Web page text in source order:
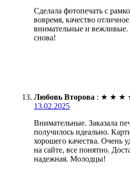
Сделала фотопечать с
вовремя, качество
внимательные и вежливые.
снова!
Любовь Второва : ★ ★ ★
13.02.2025
Внимательные. Заказала
получилось идеально.
хорошего качества. Очень
на сайте, все понятно.
надежная. Молодцы!